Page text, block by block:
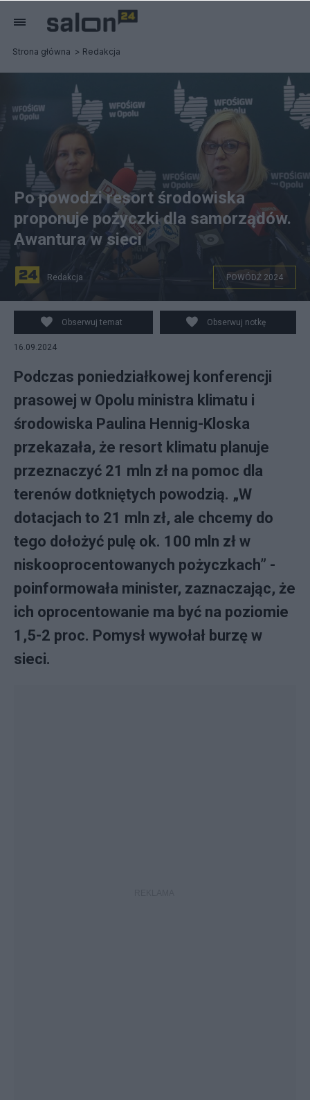
Strona główna Redakcja
Minister klimatu i środowiska Paulina Hennig-Kloska (P) i
wiceminister klimatu i środowiska Urszula Zielińska (L).
Fot. PAP/Krzysztof Świderski
Po powodzi resort środowiska
proponuje pożyczki dla samorządów.
Awantura w sieci
Redakcja POWÓDŹ 2024
Obserwuj temat Obserwuj notkę
16.09.2024
Podczas poniedziałkowej konferencji
prasowej w Opolu ministra klimatu i
środowiska Paulina Hennig-Kloska
przekazała, że resort klimatu planuje
przeznaczyć 21 mln zł na pomoc dla
terenów dotkniętych powodzią. „W
dotacjach to 21 mln zł, ale chcemy do
tego dołożyć pulę ok. 100 mln zł w
niskooprocentowanych pożyczkach” -
poinformowała minister, zaznaczając, że
ich oprocentowanie ma być na poziomie
1,5-2 proc. Pomysł wywołał burzę w
sieci.